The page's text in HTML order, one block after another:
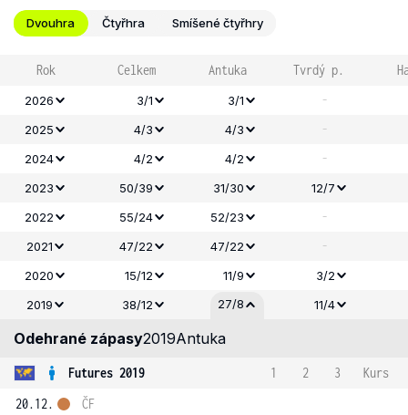
Dvouhra Čtyřhra Smíšené čtyřhry
Rok Celkem Antuka Tvrdý p.
2026 3/1 3/1 -
2025 4/3 4/3 -
2024 4/2 4/2 -
2023 50/39 31/30 12/7
2022
55/24 52/23 -
2021 47/22 47/22 -
2020 15/12 11/9
3/2
2019
38/12 27/8 11/4
Odehrané zápasy2019Antuka
Futures 2019 1 2 3
Kurs
20.12.
ČF